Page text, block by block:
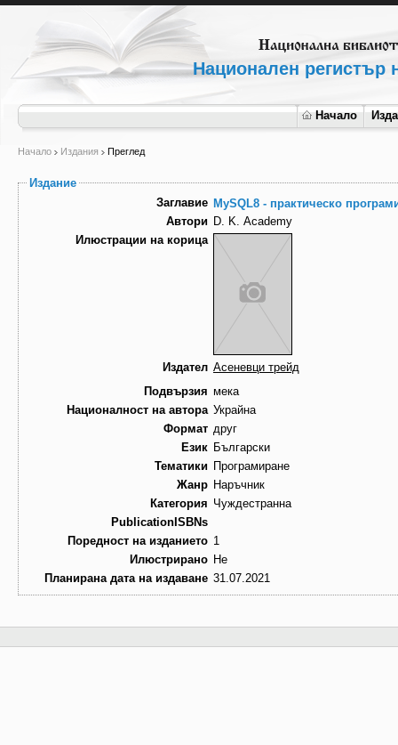
Национален регистър
Начало
Начало Издания Преглед
Издание
Заглавие MySQL8 - практическо
Автори D. K. Academy
Илюстрации на корица
Издател Асеневци трейд
Подвързия мека
Националност на автора Украйна
Формат друг
Език Български
Тематики Програмиране
Жанр Наръчник
Категория Чуждестранна
PublicationISBNs
Поредност на изданието 1
Илюстрирано Не
Планирана дата на издаване 31.07.2021